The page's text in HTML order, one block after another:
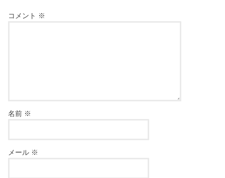
コメント ※
名前 ※
メール ※